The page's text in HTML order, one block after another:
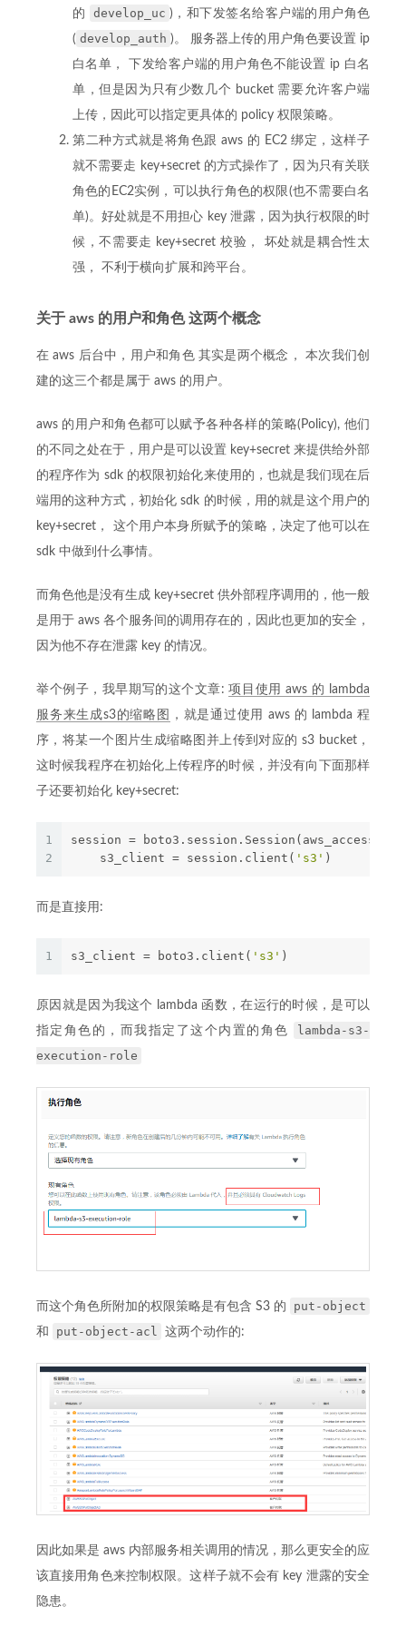
的 develop_uc )，和下发签名给客户端的用户角色
( develop_auth )。 服务器上传的用户角色要设置 ip
白名单， 下发给客户端的用户角色不能设置 ip 白名
单，但是因为只有少数几个 bucket 需要允许客户端
上传，因此可以指定更具体的 policy 权限策略。
第二种方式就是将角色跟 aws 的 EC2 绑定，这样子
就不需要走 key+secret 的方式操作了，因为只有关联
角色的EC2实例，可以执行角色的权限(也不需要白名
单)。好处就是不用担心 key 泄露，因为执行权限的时
候，不需要走 key+secret 校验， 坏处就是耦合性太
强， 不利于横向扩展和跨平台。
关于 aws 的用户和角色 这两个概念
在 aws 后台中，用户和角色 其实是两个概念， 本次我们创
建的这三个都是属于 aws 的用户。
aws 的用户和角色都可以赋予各种各样的策略(Policy), 他们
的不同之处在于，用户是可以设置 key+secret 来提供给外部
的程序作为 sdk 的权限初始化来使用的，也就是我们现在后
端用的这种方式，初始化 sdk 的时候，用的就是这个用户的
key+secret， 这个用户本身所赋予的策略，决定了他可以在
sdk 中做到什么事情。
而角色他是没有生成 key+secret 供外部程序调用的，他一般
是用于 aws 各个服务间的调用存在的，因此也更加的安全，
因为他不存在泄露 key 的情况。
举个例子，我早期写的这个文章:项目使用 aws 的 lambda
服务来生成s3的缩略图
，就是通过使用 aws 的 lambda 程
序，将某一个图片生成缩略图并上传到对应的 s3 bucket，
这时候我程序在初始化上传程序的时候，并没有向下面那样
子还要初始化 key+secret:
1
2
session =
    s3_client = session.client(
's3' )
而是直接用:
1 s3_client = boto3.client( 's3' )
原因就是因为我这个 lambda 函数，在运行的时候，是可以
指定角色的，而我指定了这个内置的角色
lambda-s3-
execution-role
而这个角色所附加的权限策略是有包含 S3 的 put-object
和 put-object-acl 这两个动作的:
因此如果是 aws 内部服务相关调用的情况，那么更安全的应
该直接用角色来控制权限。这样子就不会有 key 泄露的安全
隐患。